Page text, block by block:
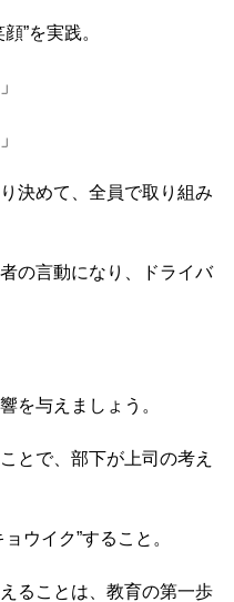
”を実践。
決めて、全員で取り組み
の言動になり、ドライバ
を与えましょう。
とで、部下が上司の考え
ウイク”すること。
ることは、教育の第一歩